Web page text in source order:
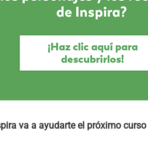
va a ayudarte el próximo curso